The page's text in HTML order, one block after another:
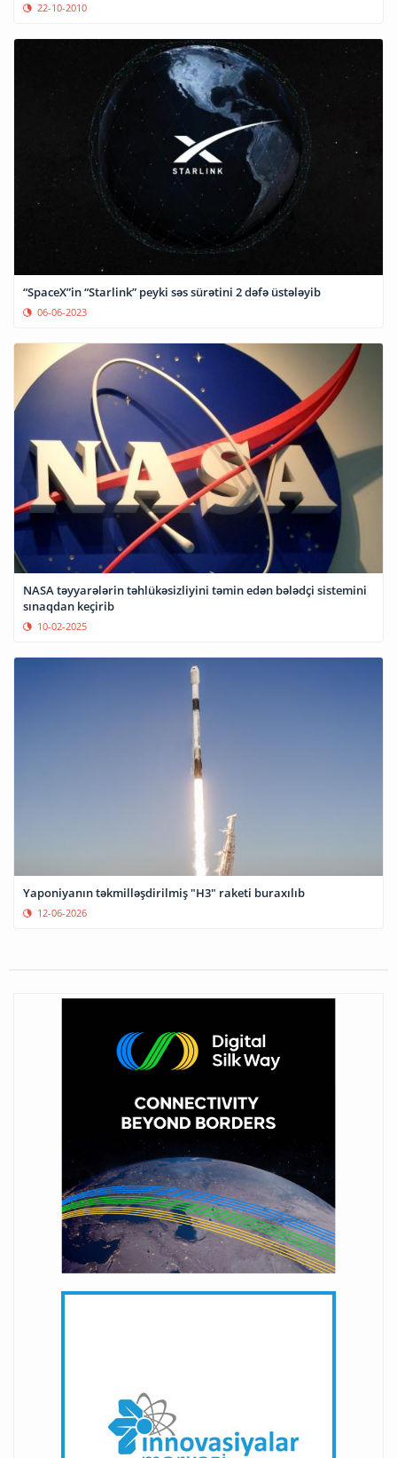
22-10-2010
“SpaceX”in “Starlink” peyki səs sürətini 2 dəfə üstələyib
06-06-2023
NASA təyyarələrin təhlükəsizliyini təmin edən bələdçi sistemini
sınaqdan keçirib
10-02-2025
Yaponiyanın təkmilləşdirilmiş "H3" raketi buraxılıb
12-06-2026